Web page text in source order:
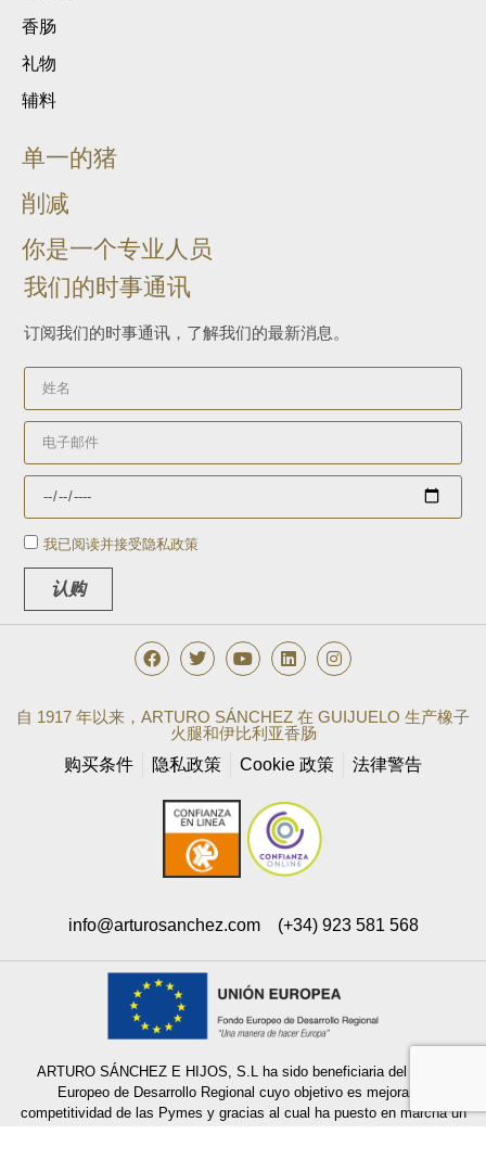
香肠
礼物
辅料
单一的猪
削减
你是一个专业人员
我们的时事通讯
订阅我们的时事通讯，了解我们的最新消息。
我已阅读并接受隐私政策
认购
info@arturosanchez.com (+34) 923 581 568
自 1917 年以来，ARTURO SÁNCHEZ 在 GUIJUELO 生产橡子
火腿和伊比利亚香肠
购买条件
隐私政策 Cookie 政策 法律警告
ARTURO SÁNCHEZ E HIJOS, S.L ha sido beneficiaria del Fondo
Europeo de Desarrollo Regional cuyo objetivo es mejorar la
competitividad de las Pymes y gracias al cual ha puesto en marcha un